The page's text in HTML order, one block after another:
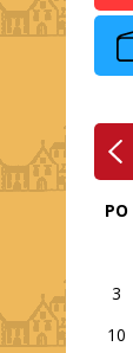
PO
3
10